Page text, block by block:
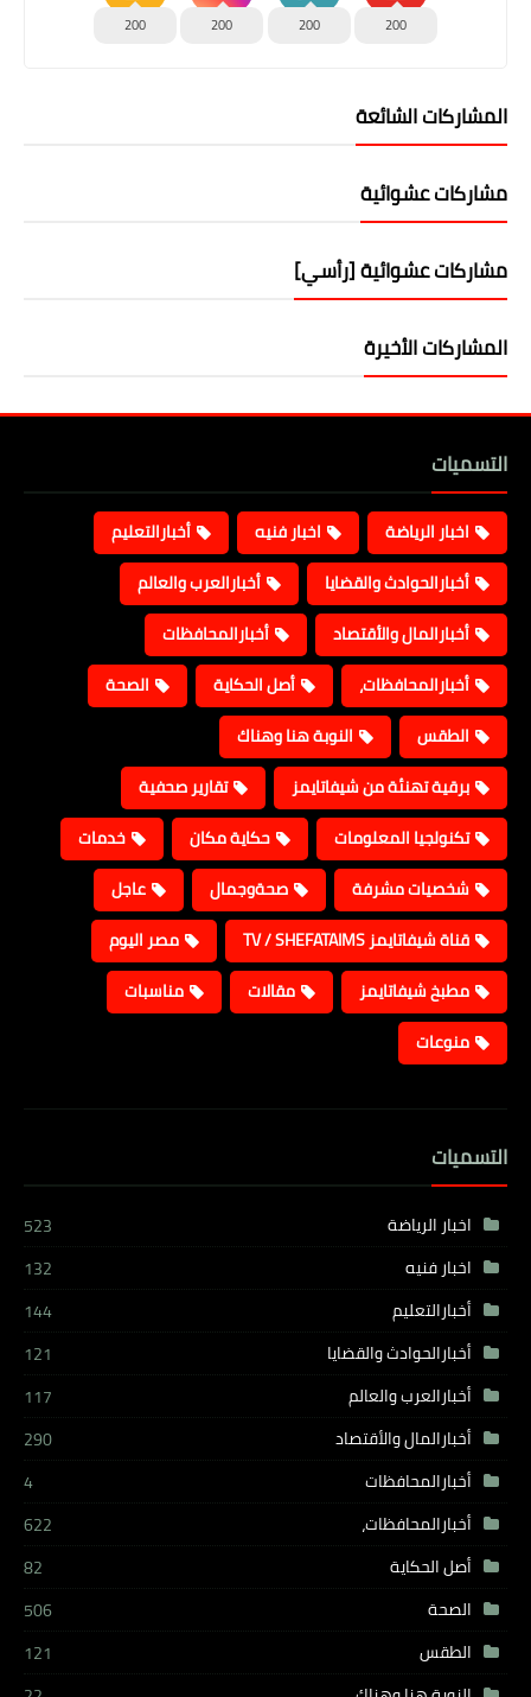
200
200
200
200
المشاركات الشائعة
مشاركات عشوائية
مشاركات عشوائية [رأسي]
المشاركات الأخيرة
التسميات
اخبار الرياضة اخبار فنيه
أخبارالتعليم
أخبارالحوادث والقضايا
أخبارالعرب والعالم
أخبارالمال والأقتصاد
أخبارالمحافظات
أخبارالمحافظات،
أصل الحكاية
الصحة
الطقس
النوبة هنا وهناك
برقية تهنئة من شيفاتايمز
تقارير صحفية
تكنولجيا المعلومات
حكاية مكان
خدمات
شخصيات مشرفة
صحةوجمال
عاجل
قناة شيفاتايمز TV / SHEFATAIMS
مصر اليوم
مطبخ شيفاتايمز
مقالات
مناسبات
منوعات
التسميات
اخبار الرياضة
523
اخبار فنيه
132
أخبارالتعليم
144
أخبارالحوادث والقضايا
121
أخبارالعرب والعالم
117
أخبارالمال والأقتصاد
290
أخبارالمحافظات
4
أخبارالمحافظات،
622
أصل الحكاية
82
الصحة
506
الطقس
121